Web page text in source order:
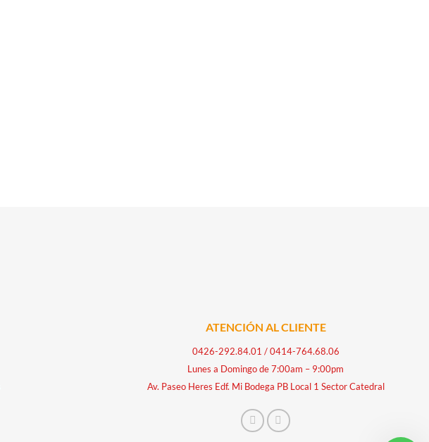
ATENCIÓN AL CLIENTE
0426-292.84.01 /0414-764.68.06
Lunes a Domingo de 7:00am – 9:00pm
Av. Paseo Heres Edf. Mi Bodega PB Local 1 Sector Catedral